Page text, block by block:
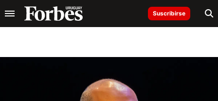
Suscribirse